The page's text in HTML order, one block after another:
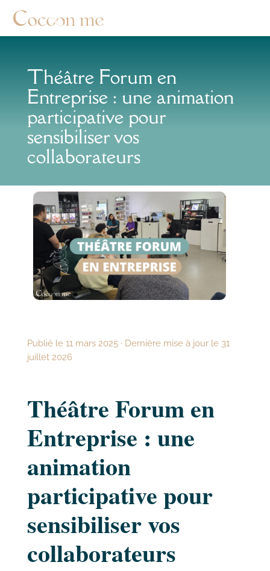
Théâtre Forum en
Entreprise : une animation
participative pour
sensibiliser vos
collaborateurs
Publié le 11 mars 2025 · Dernière mise à jour le 31
juillet 2026
Théâtre Forum en
Entreprise : une
animation
participative pour
sensibiliser vos
collaborateurs